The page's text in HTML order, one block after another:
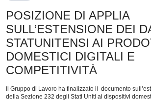
POSIZIONE DI APPLIA
SULL’ESTENSIONE DEI
STATUNITENSI AI
DOMESTICI DIGITALI E
COMPETITIVITÀ
Il Gruppo di Lavoro ha finalizzato il documento
della Sezione 232 degli Stati Uniti ai dispositivi